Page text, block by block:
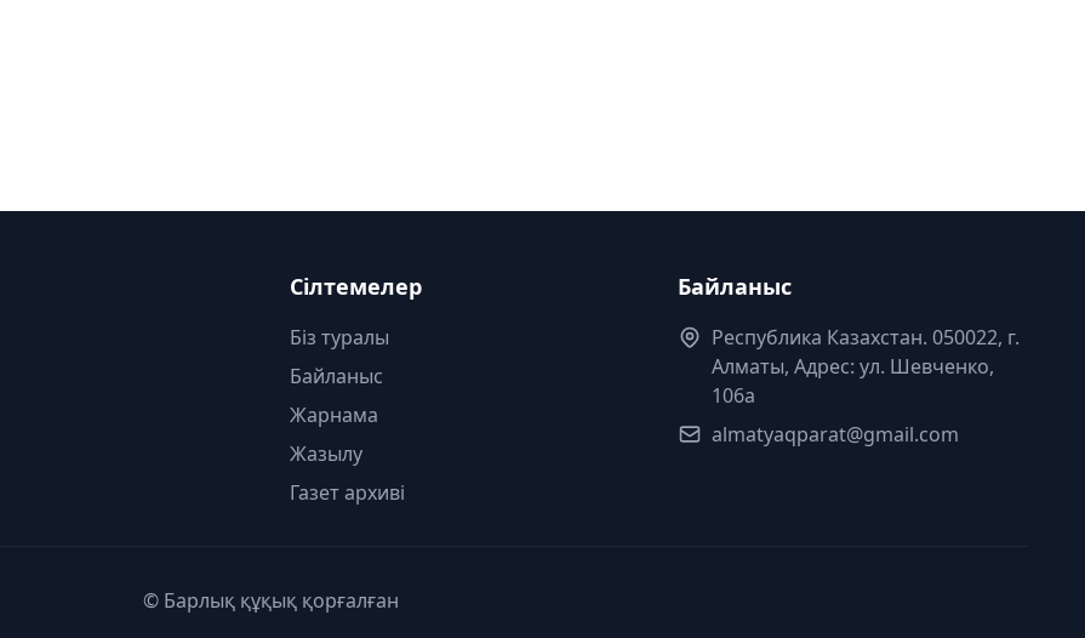
Сілтемелер
Біз туралы
Байланыс
Жарнама
Жазылу
Газет архиві
Байланыс
Республика Казахстан. 050022, г.
Алматы, Адрес: ул. Шевченко,
106а
almatyaqparat@gmail.com
© Барлық құқық қорғалған